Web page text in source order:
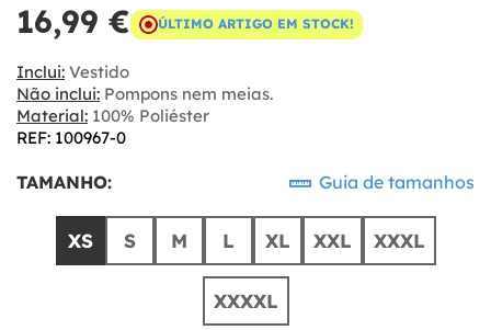
16,99 € ÚLTIMO ARTIGO EM STOCK!
Inclui: Vestido
Não inclui: Pompons nem meias.
Material: 100% Poliéster
REF: 100967-0
TAMANHO: Guia de tamanhos
XS S M L XL XXL XXXL
XXXXL